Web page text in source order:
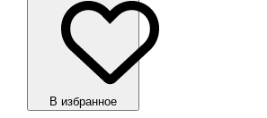
В избранноe